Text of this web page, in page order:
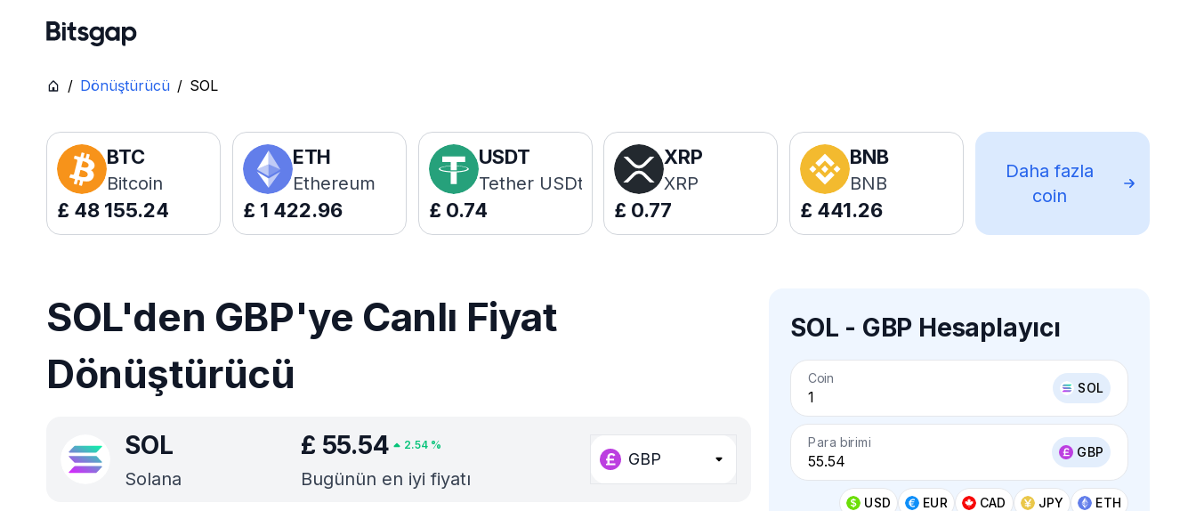
/ Dönüştürücü / SOL
BTC
Bitcoin
£ 48 155.24
ETH
Ethereum
£ 1 422.96
USDT
Tether USDt
£ 0.74
XRP
XRP
£ 0.77
BNB
BNB
£ 441.26
Daha fazla
coin
SOL'den GBP'ye Canlı Fiyat
Dönüştürücü
SOL
Solana
£ 55.54 2.54%
Bugünün en iyi fiyatı
GBP
SOL - GBP Hesaplayıcı
Coin
SOL
Para birimi
GBP
USD EUR CAD JPY
ETH